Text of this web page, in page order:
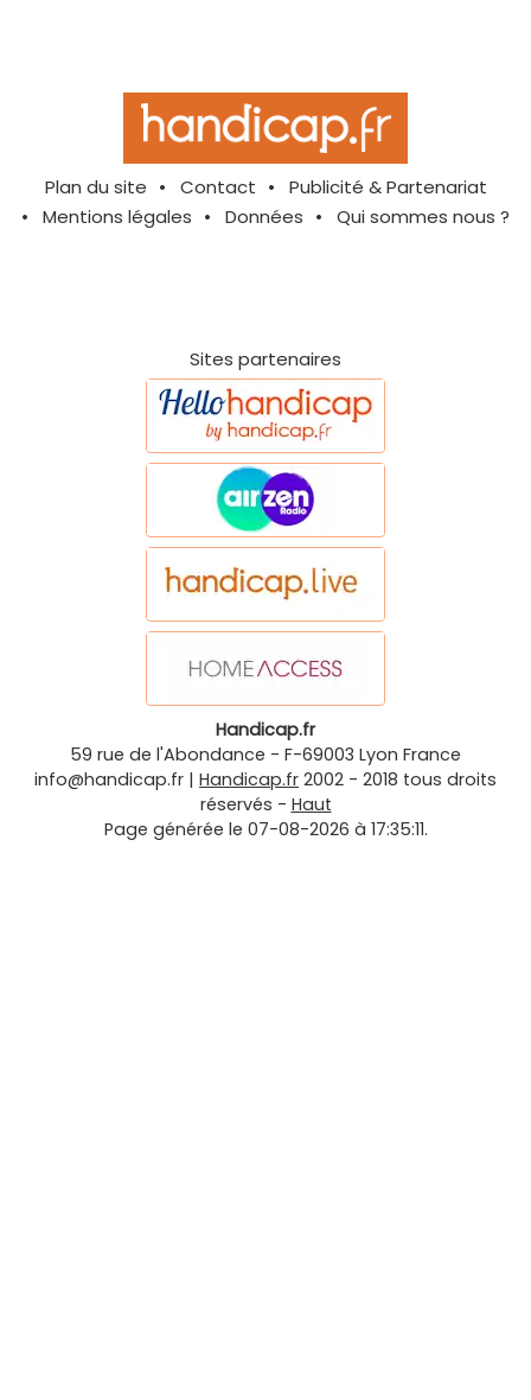
Plan du site Contact
Publicité & Partenariat
Mentions légales
Données Qui sommes nous ?
Sites partenaires
Handicap.fr
59 rue de l'Abondance - F-69003 Lyon France
info@handicap.fr | Handicap.fr 2002 - 2018 tous droits
réservés - Haut
Page générée le 07-08-2026 à 17:35:11.